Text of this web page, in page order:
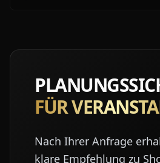
FÜR
Nach Ihrer Anfrage
klare Empfehlung zu